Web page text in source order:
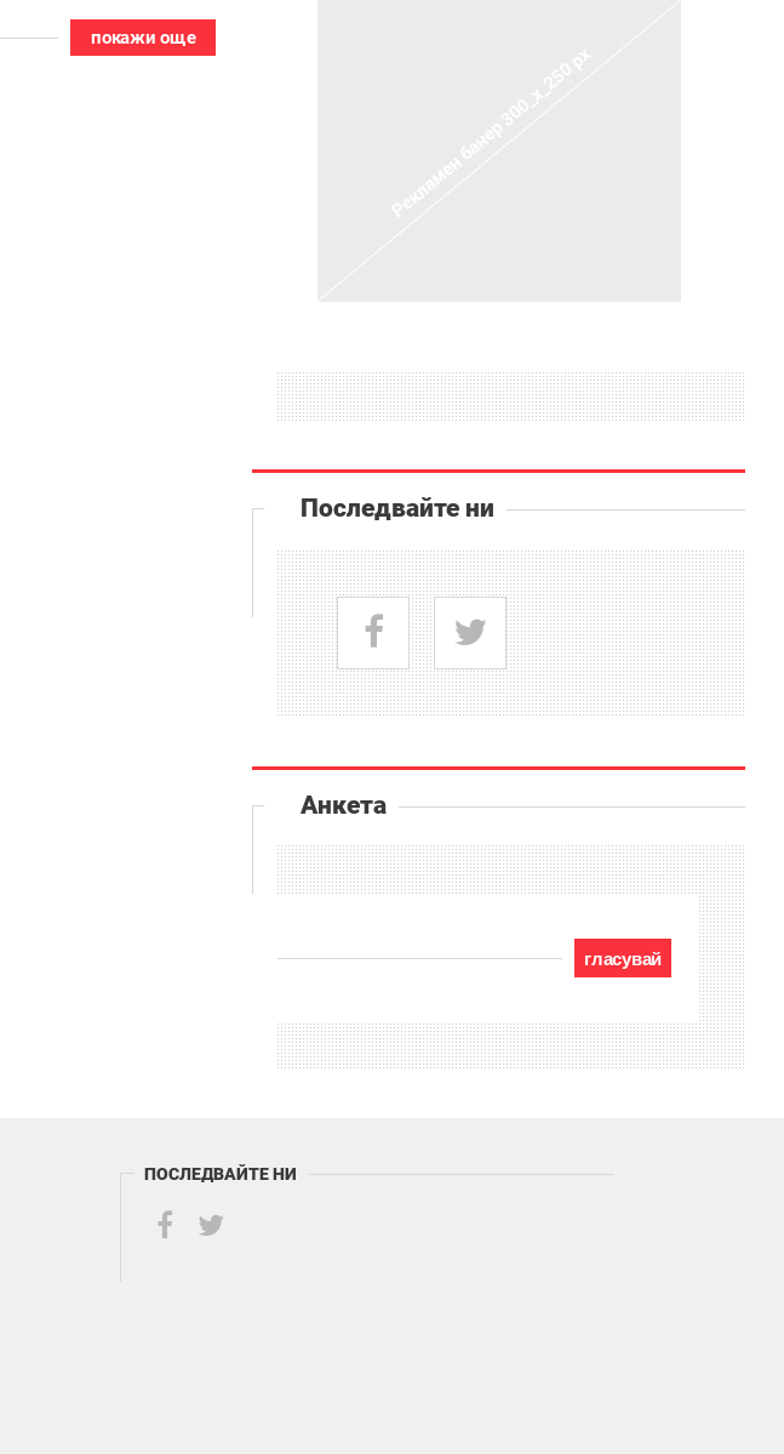
покажи още
Последвайте ни
Анкета
гласувай
ПОСЛЕДВАЙТЕ НИ